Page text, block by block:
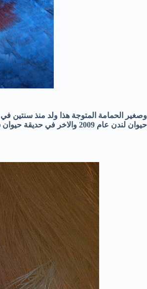
وصغير الحمامة المتوجة هذا ولد منذ سنتين
حيوان لندن عام 2009 والاخر في حديقة حيوان سان دييجو